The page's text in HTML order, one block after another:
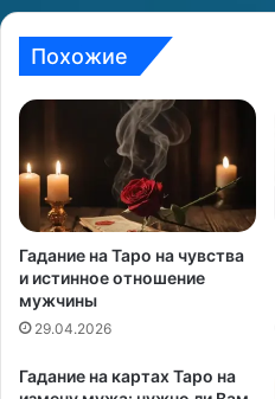
Похожие
Гадание на Таро на чувства
и истинное отношение
мужчины
29.04.2026
Гадание на картах Таро на